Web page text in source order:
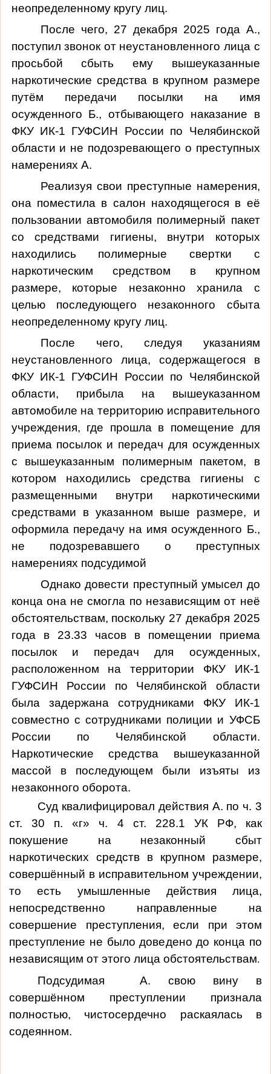
неопределенному кругу лиц.
После чего, 27 декабря 2025 года А.,
поступил звонок от неустановленного лица с
просьбой сбыть ему вышеуказанные
наркотические средства в крупном размере
путём передачи посылки на имя
осужденного Б., отбывающего наказание в
ФКУ ИК-1 ГУФСИН России по Челябинской
области и не подозревающего о преступных
намерениях А.
Реализуя свои преступные намерения,
она поместила в салон находящегося в её
пользовании автомобиля полимерный пакет
со средствами гигиены, внутри которых
находились полимерные свертки с
наркотическим средством в крупном
размере, которые незаконно хранила с
целью последующего незаконного сбыта
неопределенному кругу лиц.
После чего, следуя указаниям
неустановленного лица, содержащегося в
ФКУ ИК-1 ГУФСИН России по Челябинской
области, прибыла на вышеуказанном
автомобиле на территорию исправительного
учреждения, где прошла в помещение для
приема посылок и передач для осужденных
с вышеуказанным полимерным пакетом, в
котором находились средства гигиены с
размещенными внутри наркотическими
средствами в указанном выше размере, и
оформила передачу на имя осужденного Б.,
не подозревавшего о преступных
намерениях подсудимой
Однако довести преступный умысел до
конца она не смогла по независящим от неё
обстоятельствам, поскольку 27 декабря 2025
года в 23.33 часов в помещении приема
посылок и передач для осужденных,
расположенном на территории ФКУ ИК-1
ГУФСИН России по Челябинской области
была задержана сотрудниками ФКУ ИК-1
совместно с сотрудниками полиции и УФСБ
России по Челябинской области.
Наркотические средства вышеуказанной
массой в последующем были изъяты из
незаконного оборота.
Суд квалифицировал действия А. по ч. 3
ст. 30 п. «г» ч. 4 ст. 228.1 УК РФ, как
покушение на незаконный сбыт
наркотических средств в крупном размере,
совершённый в исправительном учреждении,
то есть умышленные действия лица,
непосредственно направленные на
совершение преступления, если при этом
преступление не было доведено до конца по
независящим от этого лица обстоятельствам.
Подсудимая А. свою вину в
совершённом преступлении признала
полностью, чистосердечно раскаялась в
содеянном.